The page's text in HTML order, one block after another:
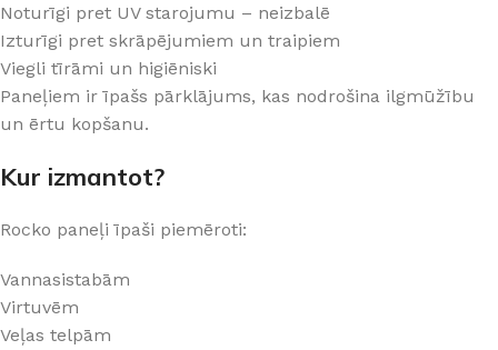
Noturīgi pret UV starojumu – neizbalē
Izturīgi pret skrāpējumiem un traipiem
Viegli tīrāmi un higiēniski
Paneļiem ir īpašs pārklājums, kas nodrošina ilgmūžību
un ērtu kopšanu.
Kur izmantot?
Rocko paneļi īpaši piemēroti:
Vannasistabām
Virtuvēm
Veļas telpām